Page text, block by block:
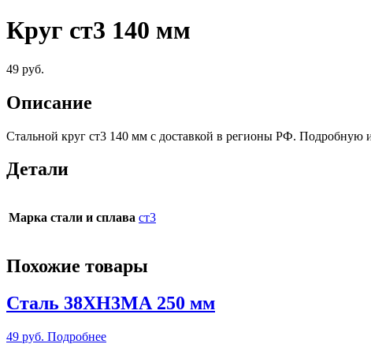
Круг ст3 140 мм
49 руб.
Описание
Стальной круг ст3 140 мм c доставкой в регионы РФ. Подробную
Детали
Марка стали и сплава ст3
Похожие товары
Сталь 38ХН3МА 250 мм
49 руб. Подробнее